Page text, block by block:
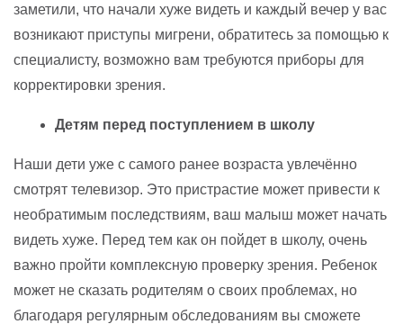
заметили, что начали хуже видеть и каждый вечер у вас
возникают приступы мигрени, обратитесь за помощью к
специалисту, возможно вам требуются приборы для
корректировки зрения.
Детям перед поступлением в школу
Наши дети уже с самого ранее возраста увлечённо
смотрят телевизор. Это пристрастие может привести к
необратимым последствиям, ваш малыш может начать
видеть хуже. Перед тем как он пойдет в школу, очень
важно пройти комплексную проверку зрения. Ребенок
может не сказать родителям о своих проблемах, но
благодаря регулярным обследованиям вы сможете